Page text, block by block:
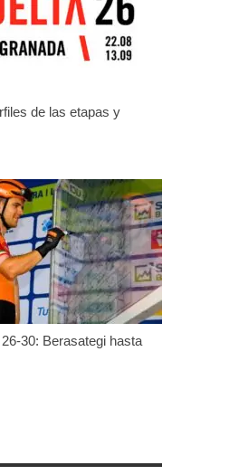
de las etapas y
30: Berasategi hasta